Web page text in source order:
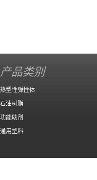
产品类别
热塑性弹性体
石油树脂
功能助剂
通用塑料